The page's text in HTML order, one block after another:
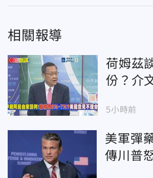
相關報導
荷姆茲
份？介
5小時前
美軍彈
傳川普